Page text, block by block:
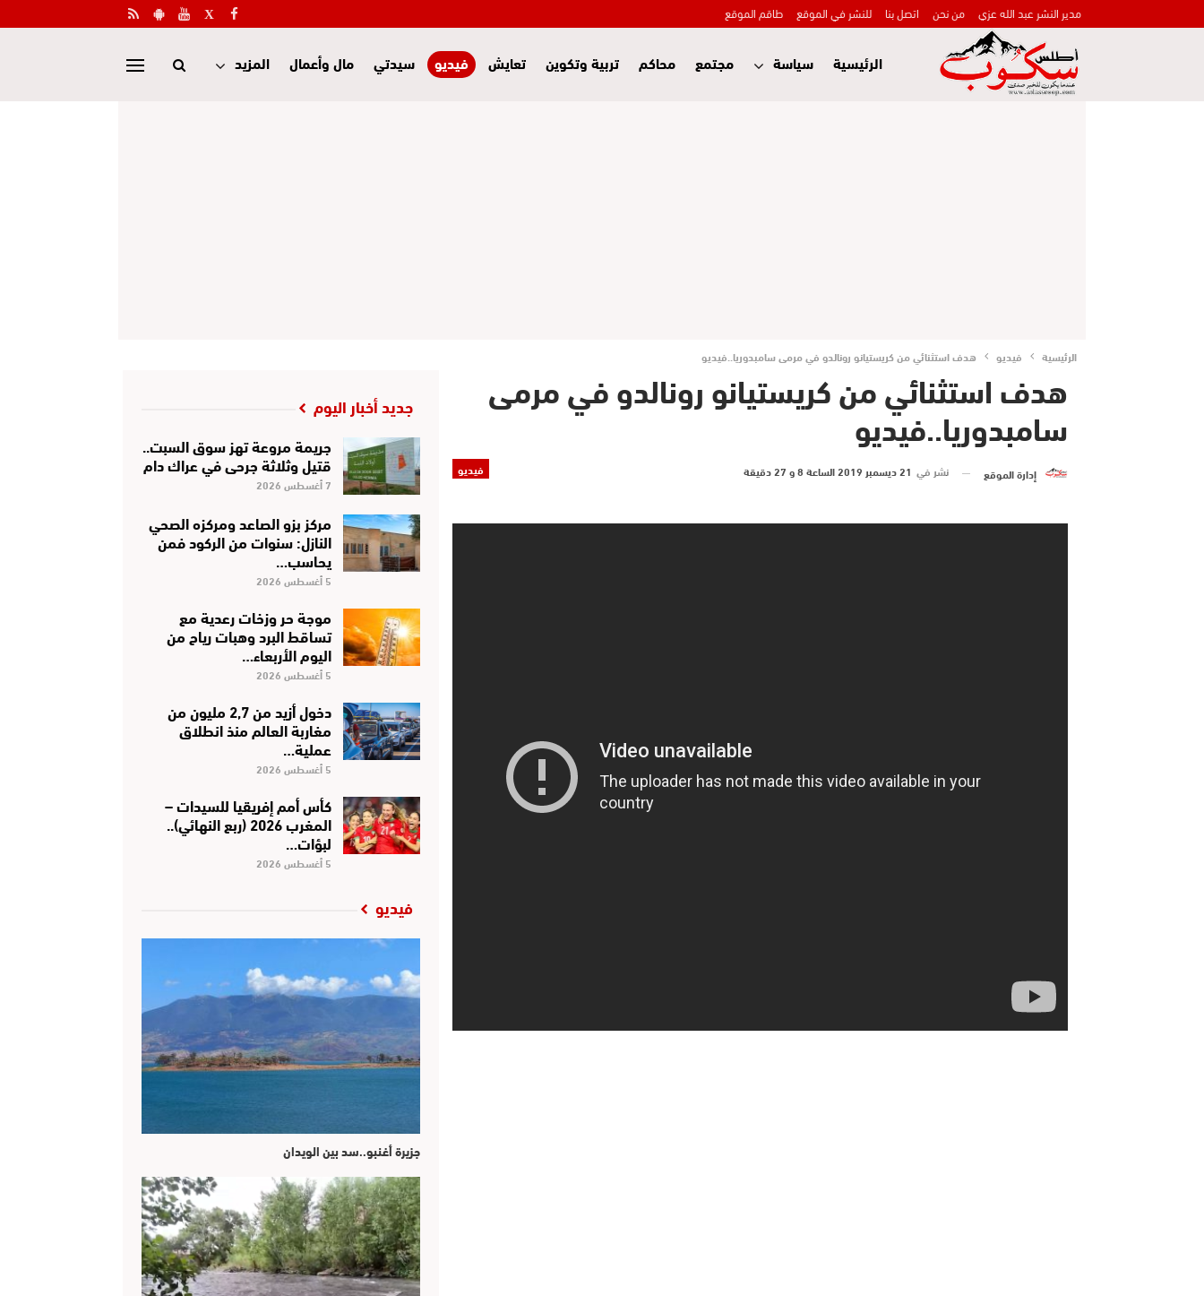
مدير النشر عبد الله عزي من نحن اتصل بنا للنشر في الموقع طاقم الموقع
الرئيسية سياسة مجتمع محاكم تربية وتكوين تعايش فيديو سيدتي مال وأعمال المزيد
الرئيسية فيديو هدف استثنائي من كريستيانو رونالدو في مرمى سامبدوريا..فيديو
هدف استثنائي من كريستيانو رونالدو في مرمى
سامبدوريا..فيديو
فيديو إدارة الموقع نشر في 21 ديسمبر 2019 الساعة 8 و 27 دقيقة
جديد أخبار اليوم
جريمة مروعة تهز سوق السبت..
قتيل وثلاثة جرحى في عراك دام
7 أغسطس 2026
مركز بزو الصاعد ومركزه الصحي
النازل: سنوات من الركود فمن
يحاسب…
5 أغسطس 2026
موجة حر وزخات رعدية مع
تساقط البرد وهبات رياح من
اليوم الأربعاء…
5 أغسطس 2026
دخول أزيد من 2,7 مليون من
مغاربة العالم منذ انطلاق
عملية…
5 أغسطس 2026
كأس أمم إفريقيا للسيدات –
المغرب 2026 (ربع النهائي)..
لبؤات…
5 أغسطس 2026
فيديو
جزيرة أغنبو..سد بين الويدان